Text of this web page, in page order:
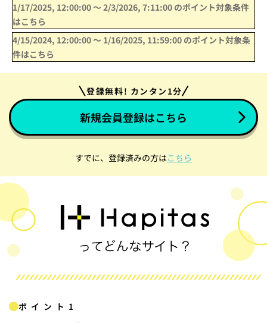
1/17/2025, 12:00:00〜 2/3/2026, 7:11:00 のポイント対象条件
はこちら
4/15/2024, 12:00:00〜 1/16/2025, 11:59:00 のポイント対象条
件はこちら
登録無料! カンタン1分
新規会員登録はこちら
すでに、登録済みの方はこちら
ポイント1